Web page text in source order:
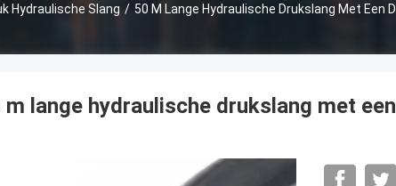
Hydraulische Slang / 50 M Lange Hydraulische Drukslang Met Een
m lange hydraulische drukslang met